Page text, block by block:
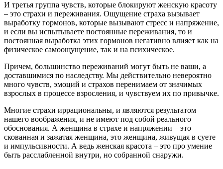
И третья группа чувств, которые блокируют женскую красоту
– это страхи и переживания. Ощущение страха вызывает
выработку гормонов, которые вызывают стресс и напряжение,
и если вы испытываете постоянные переживания, то и
постоянная выработка этих гормонов негативно влияет как на
физическое самоощущение, так и на психическое.
Причем, большинство переживаний могут быть не ваши, а
доставшимися по наследству. Мы действительно невероятно
много чувств, эмоций и страхов перенимаем от значимых
взрослых в процессе взросления, и чувствуем их по привычке.
Многие страхи иррациональны, и являются результатом
нашего воображения, и не имеют под собой реального
обоснования. А женщина в страхе и напряжении – это
скованная и зажатая женщина, это женщина, живущая в суете
и импульсивности. А ведь женская красота – это про умение
быть расслабленной внутри, но собранной снаружи.